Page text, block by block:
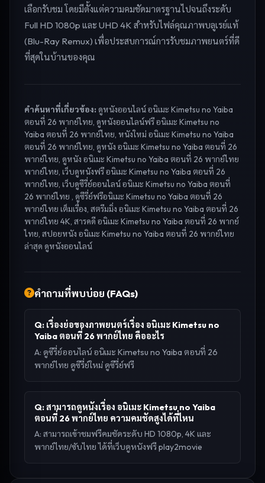
เลือกรับชม โดยมีตั้งแต่ความคมชัดมาตรฐานไปจนถึงระดับ
Full HD 1080p และ UHD 4K สำหรับไฟล์คุณภาพบลูเรย์แท้
(Blu-Ray Remux) เพื่อประสบการณ์การรับชมภาพยนตร์ที่ดี
ที่สุดในบ้านของคุณ
คำค้นหาที่เกี่ยวข้อง: ดูหนังออนไลน์ อนิเมะ Kimetsu no Yaiba
ตอนที่ 26 พากย์ไทย, ดูหนังออนไลน์ฟรี อนิเมะ Kimetsu no
Yaiba ตอนที่ 26 พากย์ไทย, หนังใหม่ อนิเมะ Kimetsu no Yaiba
ตอนที่ 26 พากย์ไทย, ดูหนัง อนิเมะ Kimetsu no Yaiba ตอนที่ 26
พากย์ไทย, ดูหนัง อนิเมะ Kimetsu no Yaiba ตอนที่ 26 พากย์ไทย
พากย์ไทย, เว็บดูหนังฟรี อนิเมะ Kimetsu no Yaiba ตอนที่ 26
พากย์ไทย, เว็บดูซีรี่ย์ออนไลน์ อนิเมะ Kimetsu no Yaiba ตอนที่
26 พากย์ไทย , ดูซีรี่ย์ฟรีอนิเมะ Kimetsu no Yaiba ตอนที่ 26
พากย์ไทย เต็มเรื่อง, สตรีมมิ่ง อนิเมะ Kimetsu no Yaiba ตอนที่ 26
พากย์ไทย 4K, สารคดี อนิเมะ Kimetsu no Yaiba ตอนที่ 26 พากย์
ไทย, สปอยหนัง อนิเมะ Kimetsu no Yaiba ตอนที่ 26 พากย์ไทย
ล่าสุด ดูหนังออนไลน์
คำถามที่พบบ่อย (FAQs)
Q: เรื่องย่อของภาพยนตร์เรื่อง อนิเมะ Kimetsu no
Yaiba ตอนที่ 26 พากย์ไทย คืออะไร
A: ดูซีรี่ย์ออนไลน์ อนิเมะ Kimetsu no Yaiba ตอนที่ 26
พากย์ไทย ดูซีรี่ย์ใหม่ ดูซีรี่ย์ฟรี
Q:สามารถดูหนังเรื่อง อนิเมะ Kimetsu no Yaiba
ตอนที่ 26 พากย์ไทย ความคมชัดสูงได้ที่ไหน
A: สามารถเข้าชมฟรีคมชัดระดับ HD 1080p, 4K และ
พากย์ไทย/ซับไทย ได้ที่เว็บดูหนังฟรี play2movie